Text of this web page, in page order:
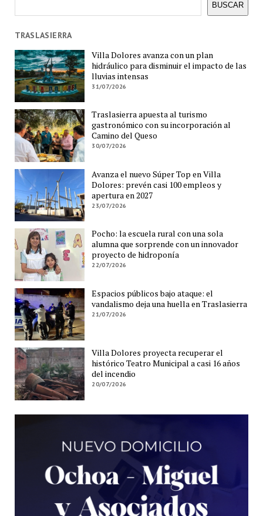
BUSCAR
TRASLASIERRA
Villa Dolores avanza con un plan
hidráulico para disminuir el impacto de las
lluvias intensas
31/07/2026
Traslasierra apuesta al turismo
gastronómico con su incorporación al
Camino del Queso
30/07/2026
Avanza el nuevo Súper Top en Villa
Dolores: prevén casi 100 empleos y
apertura en 2027
23/07/2026
Pocho: la escuela rural con una sola
alumna que sorprende con un innovador
proyecto de hidroponía
22/07/2026
Espacios públicos bajo ataque: el
vandalismo deja una huella en Traslasierra
21/07/2026
Villa Dolores proyecta recuperar el
histórico Teatro Municipal a casi 16 años
del incendio
20/07/2026